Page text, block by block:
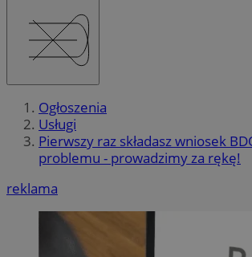
Ogłoszenia
Usługi
Pierwszy raz składasz wniosek
problemu - prowadzimy za rękę!
reklama